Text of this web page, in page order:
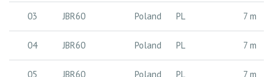
03 JBR60 Poland PL 7 m
04 JBR60 Poland PL 7 m
05 JBR60 Poland PL 7 m